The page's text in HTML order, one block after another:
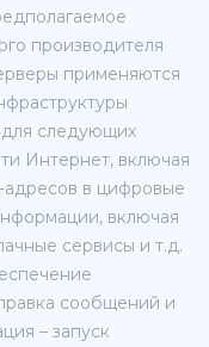
производителя
применяются
для следующих
Интернет, включая
адресов в цифровые
включая
сервисы и т.д.
сообщений и
– запуск